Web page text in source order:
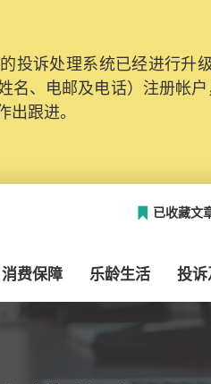
投诉处理系统已经进行升
名、电邮及电话）注册帐
跟进。
已收藏文
消费保障 乐龄生活 投